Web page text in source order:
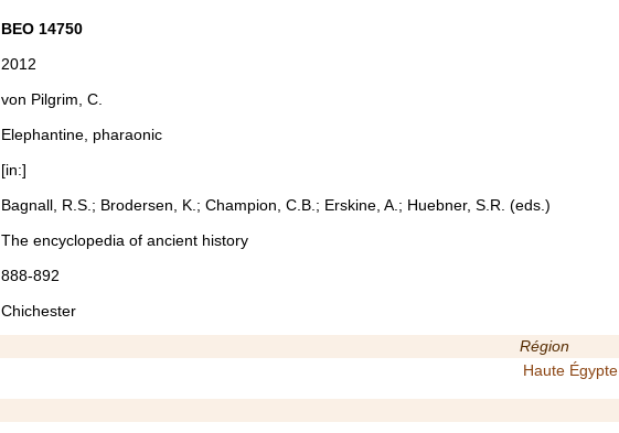
BEO 14750
2012
von Pilgrim, C.
Elephantine, pharaonic
[in:]
Bagnall, R.S.; Brodersen, K.; Champion, C.B.; Erskine, A.; Huebner, S.R. (eds.)
The encyclopedia of ancient history
888-892
Chichester
Région
Haute Égypte